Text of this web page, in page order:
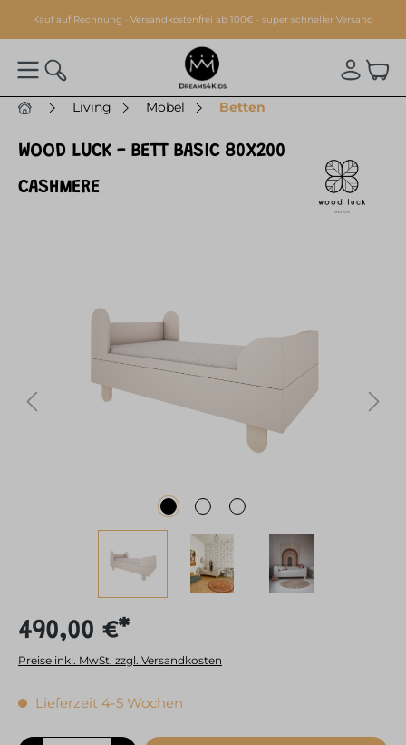
springen
Kauf auf Rechnung · Versandkostenfrei ab 100€ · super schneller Versand
Living Möbel Betten
WOOD LUCK - BETT BASIC 80X200
CASHMERE
490,00 €*
Preise inkl. MwSt. zzgl. Versandkosten
Lieferzeit 4-5 Wochen